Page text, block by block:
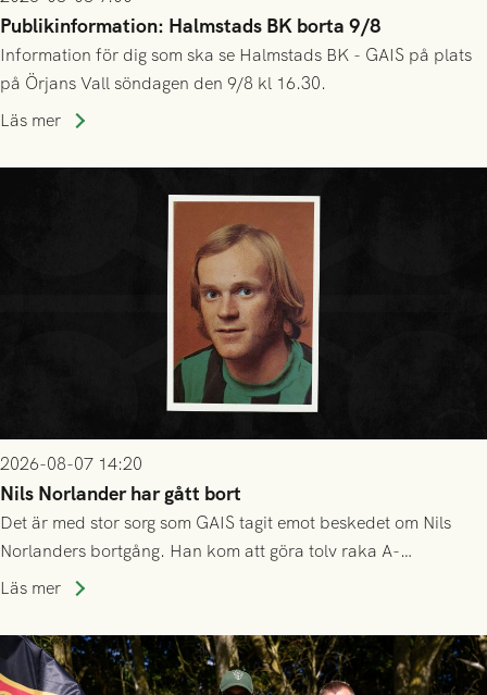
Publikinformation: Halmstads BK borta 9/8
Information för dig som ska se Halmstads BK - GAIS på plats
på Örjans Vall söndagen den 9/8 kl 16.30.
Läs mer
2026-08-07 14:20
Nils Norlander har gått bort
Det är med stor sorg som GAIS tagit emot beskedet om Nils
Norlanders bortgång. Han kom att göra tolv raka A-
lagssäsonger i Grönsvart och är en av få spelare som i GAIS
Läs mer